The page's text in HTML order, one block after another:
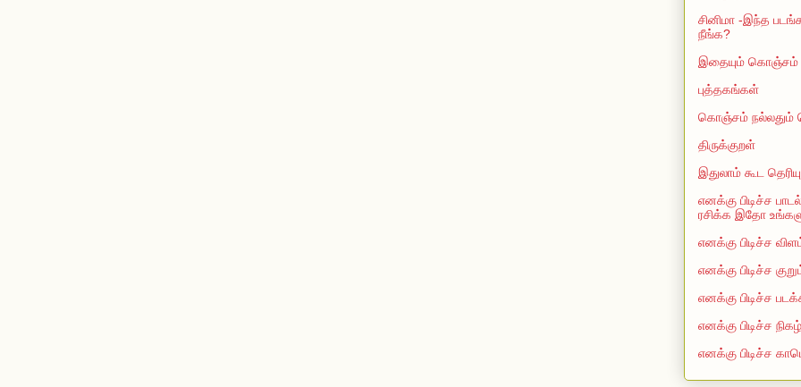
சினிமா -இந்த
நீங்க?
இதையும் கொஞ்சம்
புத்தகங்கள்
கொஞ்சம் நல்லதும்
திருக்குறள்
இதுலாம் கூட
எனக்கு பிடிச்ச
ரசிக்க இதோ
எனக்கு பிடிச்ச
எனக்கு பிடிச்ச
எனக்கு பிடிச்ச
எனக்கு பிடிச்ச
எனக்கு பிடிச்ச